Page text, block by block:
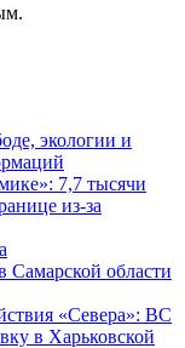
экологии и
7,7 тысячи
из-за
области
«Севера»: ВС
в Харьковской